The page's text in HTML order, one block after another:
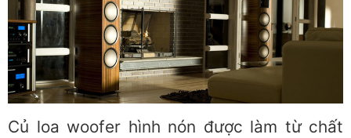
Củ loa woofer hình nón được làm từ chất